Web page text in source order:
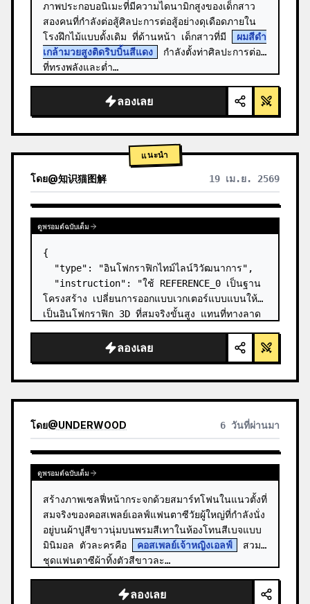
ภาพประกอบอนิเมะที่มีความไดนามิกสูงของเด็กสาว
สองคนที่กำลังต่อสู้ศิลปะการต่อสู้อย่างดุเดือดภายใน
โรงฝึกไม้แบบดั้งเดิม ที่ด้านหน้า เด็กสาวที่มี
ผมสีดำ
เกล้ามวยสูงติดริบบิ้นสีแดง
กำลังตั้งท่าศิลปะการต่อสู้
ที่ทรงพลังและต่ำ…
ลองเลย
แนะนำ
โดย@知识猫图解 19 เม.ย. 2569
ดูพรอมต์ฉบับเต็ม
{
  "type": "อินโฟกราฟิกไทม์ไลน์วิวัฒนาการ",
  "instruction": "ใช้ REFERENCE_0 เป็นฐาน
โครงสร้าง เปลี่ยนการออกแบบเวกเตอร์แบบแบนให้
เป็นอินโฟกราฟิก 3D ที่สมจริงขั้นสูง แทนที่ทางลาด
ชีวิตทั้งหมดให้เป็นโมเดล 3D ที่สมจ…
ลองเลย
โดย@UNDERWOOD 6 วันที่ผ่านมา
ดูพรอมต์ฉบับเต็ม
สร้างภาพเซลฟี่หน้ากระจกด้วยสมาร์ทโฟนในแนวตั้งที่
สมจริงของคอสเพลย์เอลฟ์แฟนตาซีวัยผู้ใหญ่ที่กำลังนั่ง
อยู่บนผ้าปูสีขาวนุ่มบนพรมสีเทาในห้องโทนสีเบจแบบ
มินิมอล ตัวละครคือ
คอสเพลย์เจ้าหญิงเอลฟ์
สวม
ชุดแฟนตาซีผ้าทิ้งตัวสีขาวละ…
ลองเลย